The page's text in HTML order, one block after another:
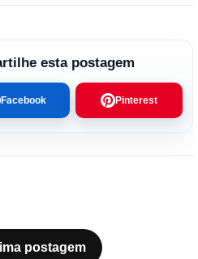
esta postagem
Facebook Pinterest
postagem